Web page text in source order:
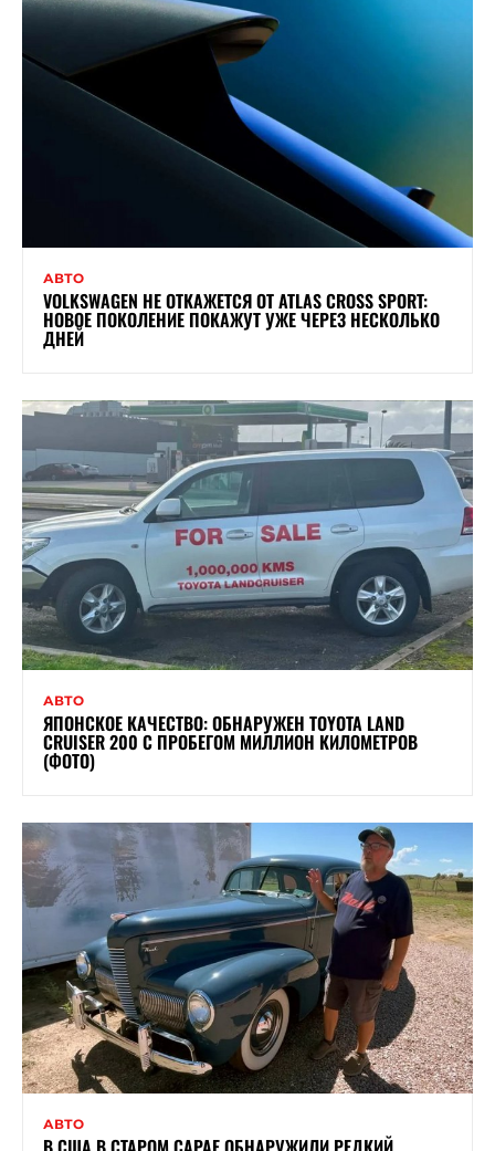
АВТО
VOLKSWAGEN НЕ ОТКАЖЕТСЯ ОТ ATLAS CROSS SPORT:
НОВОЕ ПОКОЛЕНИЕ ПОКАЖУТ УЖЕ ЧЕРЕЗ НЕСКОЛЬКО
ДНЕЙ
АВТО
ЯПОНСКОЕ КАЧЕСТВО: ОБНАРУЖЕН TOYOTA LAND
CRUISER 200 С ПРОБЕГОМ МИЛЛИОН КИЛОМЕТРОВ
(ФОТО)
АВТО